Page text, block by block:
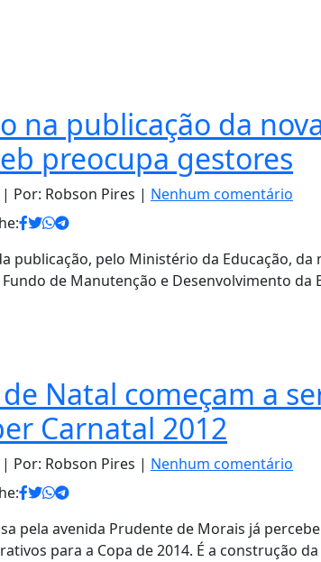
na publicação da
preocupa gestores
| Por: Robson Pires | Nenhum comentário
publicação, pelo Ministério da Educação, da
de Manutenção e Desenvolvimento da
de Natal começam a
Carnatal 2012
| Por: Robson Pires | Nenhum comentário
pela avenida Prudente de Morais já
para a Copa de 2014. É a construção